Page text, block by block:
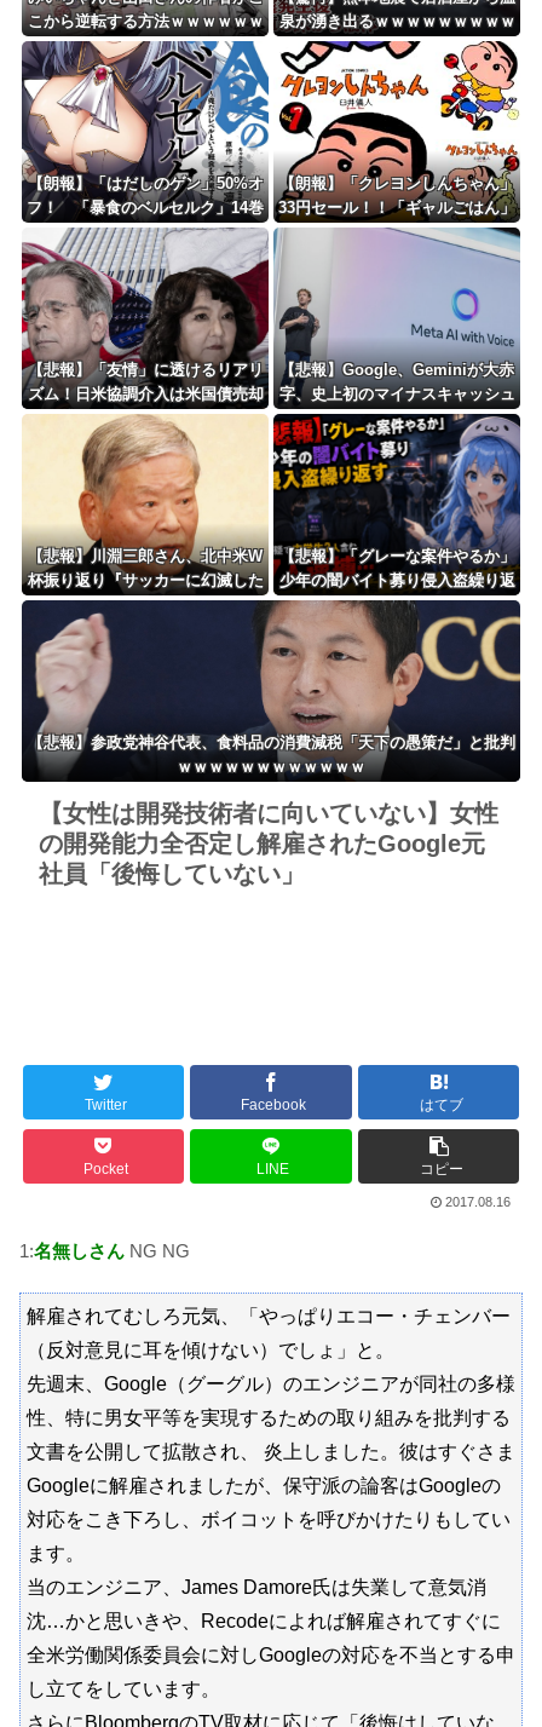
海外「おめでとうタキ！」リヴァプール南野がバースデーゴール！！
Powered by livedoor 相互RSS
こから逆転する方法ｗｗｗｗｗｗ
ｗｗｗｗｗｗｗｗ
泉が湧き出るｗｗｗｗｗｗｗｗｗ
ｗｗｗ
【朗報】「はだしのゲン」50%オ
フ！ 「暴食のベルセルク」14巻
無料ｗｗｗｗｗｗ
【朗報】「クレヨンしんちゃん」
33円セール！！「ギャルごはん」
全10巻 各227円！！
【悲報】「友情」に透けるリアリ
ズム！日米協調介入は米国債売却
を回避するためだったｗｗｗｗｗ
ｗｗ
【悲報】Google、Geminiが大赤
字、史上初のマイナスキャッシュ
フローに陥る・・・
【悲報】川淵三郎さん、北中米W
杯振り返り『サッカーに幻滅した
人多いのでは…』
【悲報】「グレーな案件やるか」
少年の闇バイト募り侵入盗繰り返
す 容疑で中学生2人含む7人逮
捕・・・
【悲報】参政党神谷代表、食料品の消費減税「天下の愚策だ」と批判
ｗｗｗｗｗｗｗｗｗｗｗｗ
【女性は開発技術者に向いていない】女性
の開発能力全否定し解雇されたGoogle元
社員「後悔していない」
Twitter Facebook はてブ
Pocket LINE コピー
2017.08.16
1:名無しさん NG NG
解雇されてむしろ元気、「やっぱりエコー・チェンバー
（反対意見に耳を傾けない）でしょ」と。
先週末、Google（グーグル）のエンジニアが同社の多様
性、特に男女平等を実現するための取り組みを批判する
文書を公開して拡散され、 炎上しました。彼はすぐさま
Googleに解雇されましたが、保守派の論客はGoogleの
対応をこき下ろし、ボイコットを呼びかけたりもしてい
ます。
当のエンジニア、James Damore氏は失業して意気消
沈…かと思いきや、Recodeによれば解雇されてすぐに
全米労働関係委員会に対しGoogleの対応を不当とする申
し立てをしています。
さらにBloombergのTV取材に応じて「後悔はしていな